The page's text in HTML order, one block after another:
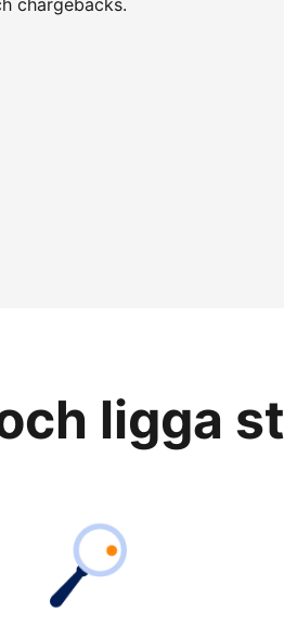
chargebacks.
ligga